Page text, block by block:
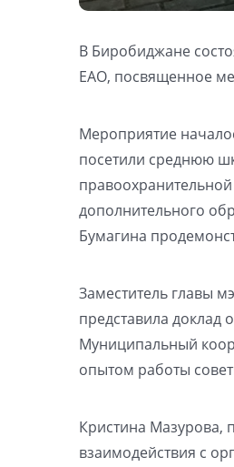
В Биробиджане
ЕАО, посвященное
Мероприятие
посетили среднюю
дополнительного
Бумагина
Заместитель главы
представила
Муниципальный
опытом работы
Кристина Мазурова,
взаимодействия с